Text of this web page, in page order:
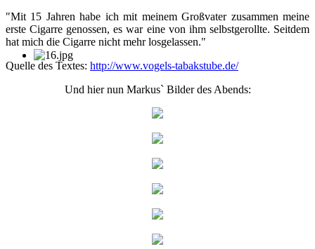
"Mit 15 Jahren habe ich mit meinem Großvater zusammen meine
erste Cigarre genossen, es war eine von ihm selbstgerollte. Seitdem
hat mich die Cigarre nicht mehr losgelassen."
Quelle des Textes: http://www.vogels-tabakstube.de/
Und hier nun Markus` Bilder des Abends: